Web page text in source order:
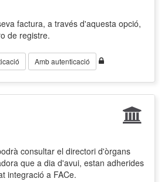
factura, a través d'aquesta opció,
de registre.
Amb autenticació
consultar el directori d'òrgans
que a dia d'avui, estan adherides
integració a FACe.